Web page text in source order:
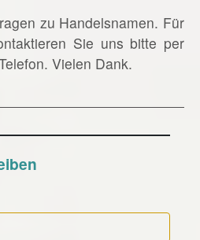
zu Handelsnamen. Für
Sie uns bitte per
Vielen Dank.